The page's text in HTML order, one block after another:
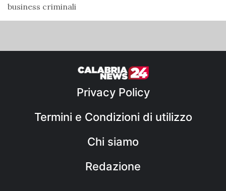
business criminali
Privacy Policy
Termini e Condizioni di utilizzo
Chi siamo
Redazione